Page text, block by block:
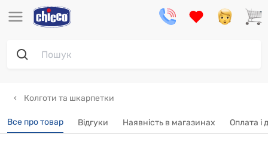
Колготи та шкарпетки
Все про товар Відгуки Наявність в магазинах Oплата і